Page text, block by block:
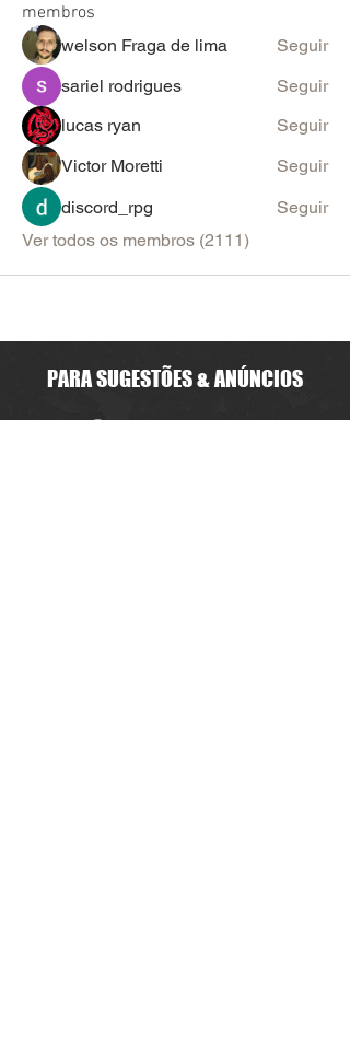
membros
welson Fraga de lima
Seguir
sariel rodrigues
Seguir
lucas ryan
Seguir
Victor Moretti
Seguir
discord_rpg
Seguir
Ver todos os membros (2111)
PARA SUGESTÕES & ANÚNCIOS